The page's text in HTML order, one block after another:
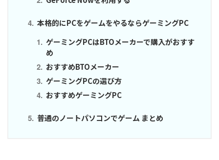
本格的にPCをゲームをやるならゲーミングPC
ゲーミングPCはBTOメーカーで購入がおすす
め
おすすめBTOメーカー
ゲーミングPCの選び方
おすすめゲーミングPC
普通のノートパソコンでゲーム まとめ